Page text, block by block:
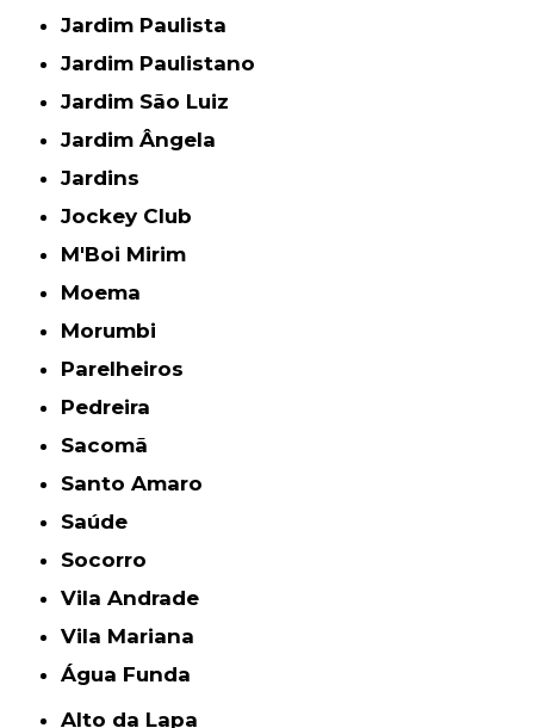
Jardim Paulista
Jardim Paulistano
Jardim São Luiz
Jardim Ângela
Jardins
Jockey Club
M'Boi Mirim
Moema
Morumbi
Parelheiros
Pedreira
Sacomã
Santo Amaro
Saúde
Socorro
Vila Andrade
Vila Mariana
Água Funda
Alto da Lapa